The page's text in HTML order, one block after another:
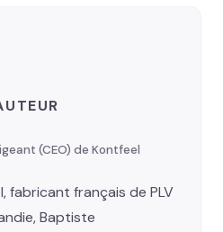
(CEO) de Kontfeel
fabricant français de PLV
Baptiste